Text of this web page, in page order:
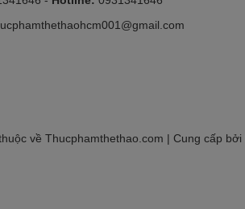
về Thucphamthethao.com | Cung cấp bởi